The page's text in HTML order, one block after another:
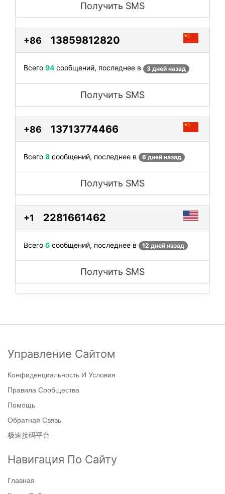
Получить SMS
+86 13859812820
Всего 94 сообщений, последнее в 3 дней назад
Получить SMS
+86 13713774466
Всего 8 сообщений, последнее в 6 дней назад
Получить SMS
+1 2281661462
Всего 6 сообщений, последнее в 12 дней назад
Получить SMS
Управление Сайтом
Конфиденциальность И Условия
Правила Сообщества
Помощь
Обратная Связь
极速接码平台
Навигация По Сайту
Главная